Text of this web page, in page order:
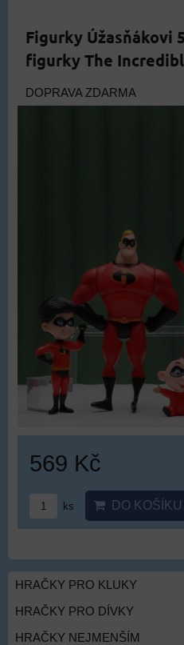
Figurky Úžasňákovi
figurky The
DOPRAVA ZDARMA
569 Kč
ks DO KOŠÍKU
HRAČKY PRO KLUKY
HRAČKY PRO DÍVKY
HRAČKY NEJMENŠÍM